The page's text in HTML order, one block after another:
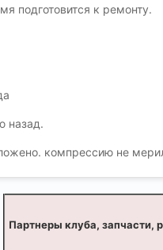
подготовится к ремонту.
назад.
компрессию не
Партнеры клуба, запчасти,